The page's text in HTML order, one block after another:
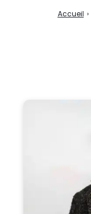
Accueil ›